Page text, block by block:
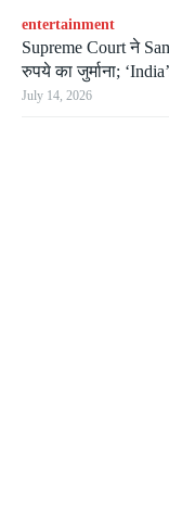
entertainment
Supreme Court ने
रुपये का जुर्माना;
July 14, 2026